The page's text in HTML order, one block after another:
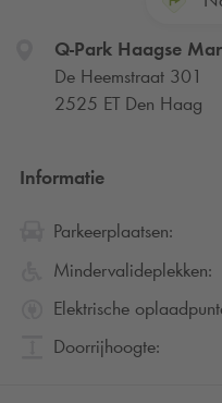
Q-ParkHaagse
De Heemstraat 301
2525 ET Den Haag
Informatie
Parkeerplaatsen:
Mindervalideplekken:
Elektrische
Doorrijhoogte: